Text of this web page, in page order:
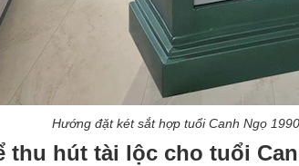
Hướng đặt két sắt hợp tuổi Canh Ngọ
thu hút tài lộc cho tuổi